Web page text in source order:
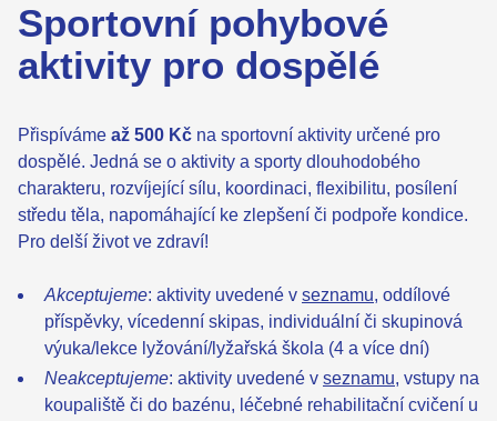
Sportovní pohybové
aktivity pro dospělé
Přispíváme až 500 Kč na sportovní aktivity určené pro
dospělé. Jedná se o aktivity a sporty dlouhodobého
charakteru, rozvíjející sílu, koordinaci, flexibilitu, posílení
středu těla, napomáhající ke zlepšení či podpoře kondice.
Pro delší život ve zdraví!
Akceptujeme: aktivity uvedené v seznamu, oddílové
příspěvky, vícedenní skipas, individuální či skupinová
výuka/lekce lyžování/lyžařská škola (4 a více dní)
Neakceptujeme: aktivity uvedené v seznamu, vstupy na
koupaliště či do bazénu, léčebné rehabilitační cvičení u